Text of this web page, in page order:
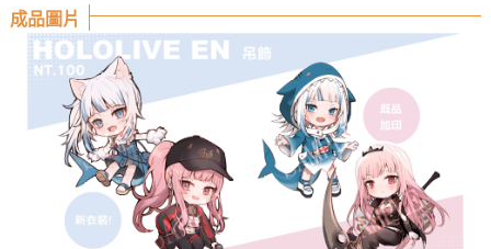
成品圖片